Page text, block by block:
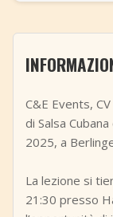
C&E Events,
di Salsa
2025, a
La lezione si
21:30 presso